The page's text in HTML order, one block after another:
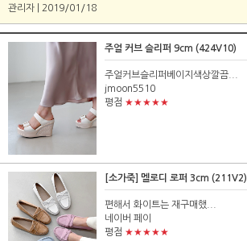
관리자 | 2019/01/18
주얼 커브 슬리퍼 9cm (424V10)
주얼커브슬리퍼베이지색상깔끔...
jmoon5510
평점 ★★★★★
[소가죽] 멜로디 로퍼 3cm (211V2)
편해서 화이트는 재구매했...
네이버 페이
평점 ★★★★★